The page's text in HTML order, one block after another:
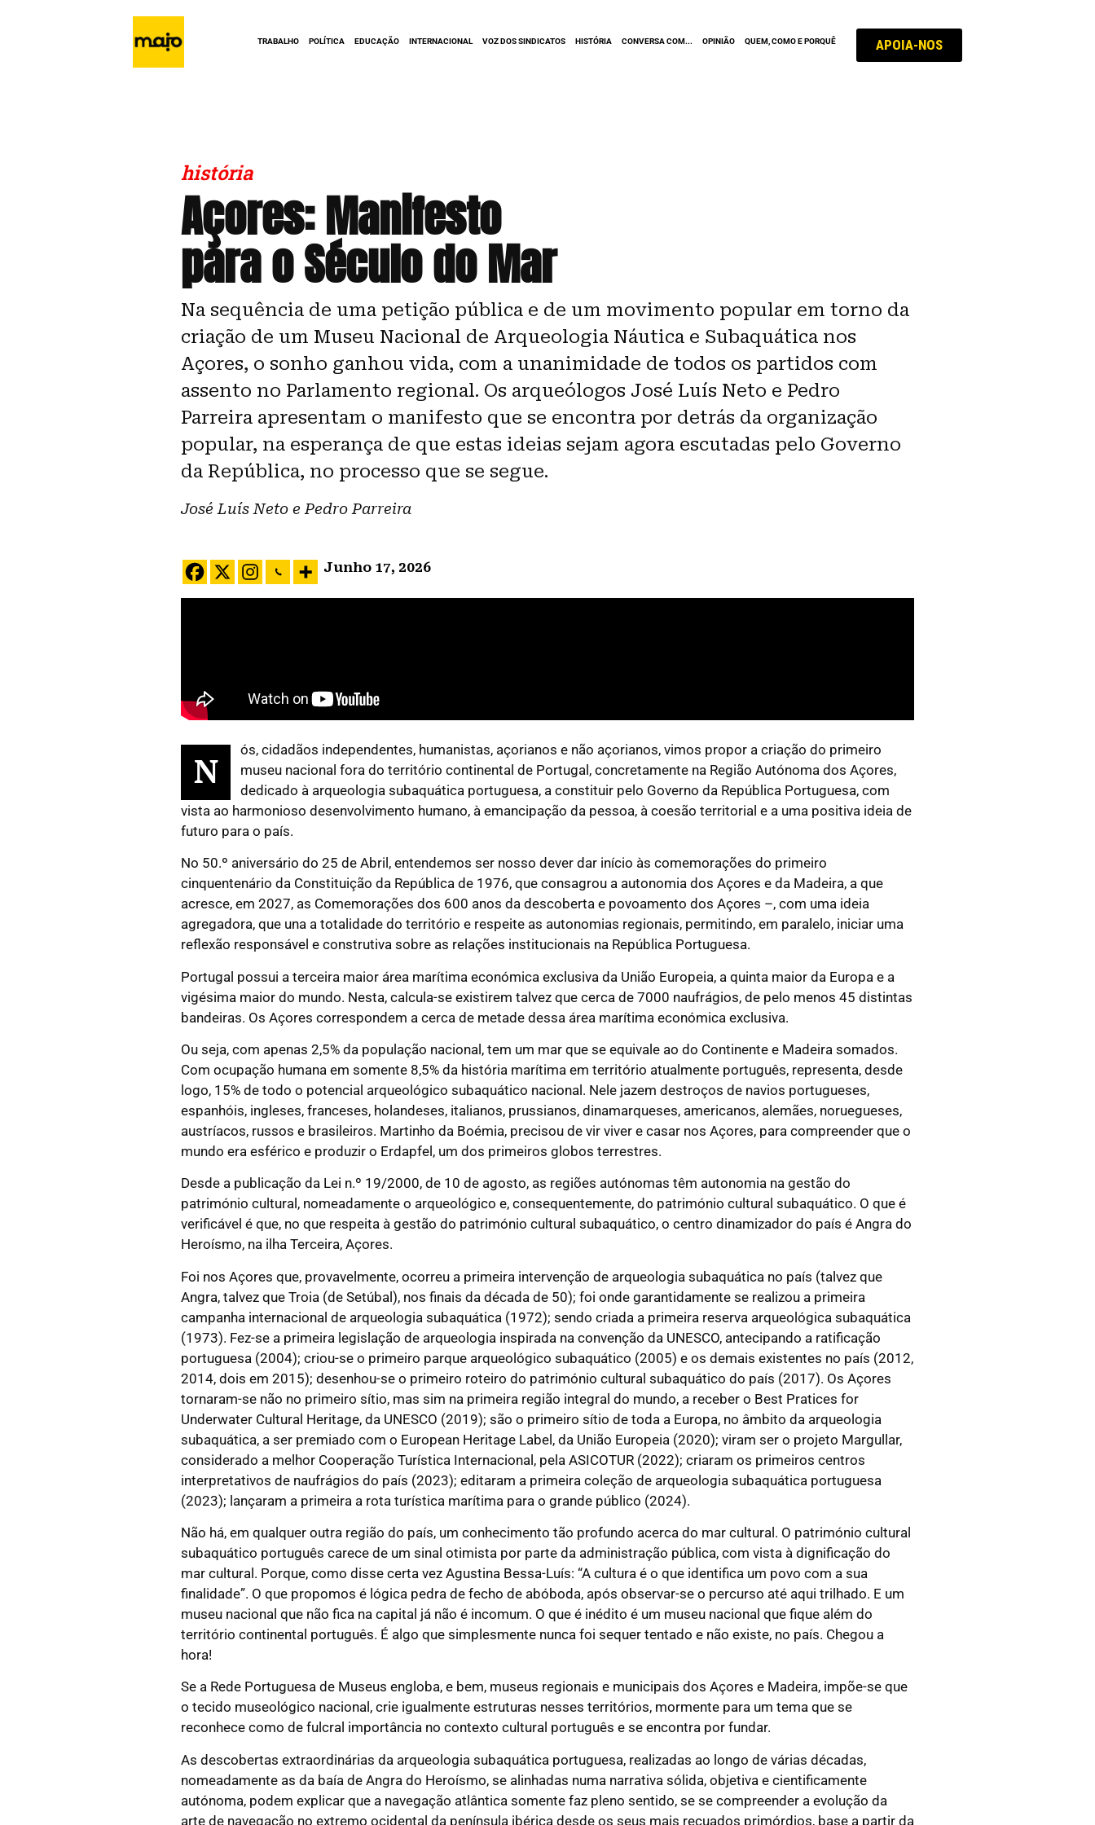
TRABALHO POLÍTICA EDUCAÇÃO INTERNACIONAL VOZ DOS SINDICATOS HISTÓRIA CONVERSA COM... OPINIÃO QUEM, COMO E PORQUÊ APOIA-NOS
história
Açores: Manifesto
para o Século do Mar
Na sequência de uma petição pública e de um movimento popular em torno da
criação de um Museu Nacional de Arqueologia Náutica e Subaquática nos
Açores, o sonho ganhou vida, com a unanimidade de todos os partidos com
assento no Parlamento regional. Os arqueólogos José Luís Neto e Pedro
Parreira apresentam o manifesto que se encontra por detrás da organização
popular, na esperança de que estas ideias sejam agora escutadas pelo Governo
da República, no processo que se segue.
José Luís Neto e Pedro Parreira
Junho 17, 2026
N
ós, cidadãos independentes, humanistas, açorianos e não açorianos, vimos propor a criação do primeiro
museu nacional fora do território continental de Portugal, concretamente na Região Autónoma dos Açores,
dedicado à arqueologia subaquática portuguesa, a constituir pelo Governo da República Portuguesa, com
vista ao harmonioso desenvolvimento humano, à emancipação da pessoa, à coesão territorial e a uma positiva ideia de
futuro para o país.
No 50.º aniversário do 25 de Abril, entendemos ser nosso dever dar início às comemorações do primeiro
cinquentenário da Constituição da República de 1976, que consagrou a autonomia dos Açores e da Madeira, a que
acresce, em 2027, as Comemorações dos 600 anos da descoberta e povoamento dos Açores –, com uma ideia
agregadora, que una a totalidade do território e respeite as autonomias regionais, permitindo, em paralelo, iniciar uma
reflexão responsável e construtiva sobre as relações institucionais na República Portuguesa.
Portugal possui a terceira maior área marítima económica exclusiva da União Europeia, a quinta maior da Europa e a
vigésima maior do mundo. Nesta, calcula-se existirem talvez que cerca de 7000 naufrágios, de pelo menos 45 distintas
bandeiras. Os Açores correspondem a cerca de metade dessa área marítima económica exclusiva.
Ou seja, com apenas 2,5% da população nacional, tem um mar que se equivale ao do Continente e Madeira somados.
Com ocupação humana em somente 8,5% da história marítima em território atualmente português, representa, desde
logo, 15% de todo o potencial arqueológico subaquático nacional. Nele jazem destroços de navios portugueses,
espanhóis, ingleses, franceses, holandeses, italianos, prussianos, dinamarqueses, americanos, alemães, noruegueses,
austríacos, russos e brasileiros. Martinho da Boémia, precisou de vir viver e casar nos Açores, para compreender que o
mundo era esférico e produzir o Erdapfel, um dos primeiros globos terrestres.
Desde a publicação da Lei n.º 19/2000, de 10 de agosto, as regiões autónomas têm autonomia na gestão do
património cultural, nomeadamente o arqueológico e, consequentemente, do património cultural subaquático. O que é
verificável é que, no que respeita à gestão do património cultural subaquático, o centro dinamizador do país é Angra do
Heroísmo, na ilha Terceira, Açores.
Foi nos Açores que, provavelmente, ocorreu a primeira intervenção de arqueologia subaquática no país (talvez que
Angra, talvez que Troia (de Setúbal), nos finais da década de 50); foi onde garantidamente se realizou a primeira
campanha internacional de arqueologia subaquática (1972); sendo criada a primeira reserva arqueológica subaquática
(1973). Fez-se a primeira legislação de arqueologia inspirada na convenção da UNESCO, antecipando a ratificação
portuguesa (2004); criou-se o primeiro parque arqueológico subaquático (2005) e os demais existentes no país (2012,
2014, dois em 2015); desenhou-se o primeiro roteiro do património cultural subaquático do país (2017). Os Açores
tornaram-se não no primeiro sítio, mas sim na primeira região integral do mundo, a receber o Best Pratices for
Underwater Cultural Heritage, da UNESCO (2019); são o primeiro sítio de toda a Europa, no âmbito da arqueologia
subaquática, a ser premiado com o European Heritage Label, da União Europeia (2020); viram ser o projeto Margullar,
considerado a melhor Cooperação Turística Internacional, pela ASICOTUR (2022); criaram os primeiros centros
interpretativos de naufrágios do país (2023); editaram a primeira coleção de arqueologia subaquática portuguesa
(2023); lançaram a primeira a rota turística marítima para o grande público (2024).
Não há, em qualquer outra região do país, um conhecimento tão profundo acerca do mar cultural. O património cultural
subaquático português carece de um sinal otimista por parte da administração pública, com vista à dignificação do
mar cultural. Porque, como disse certa vez Agustina Bessa-Luís: “A cultura é o que identifica um povo com a sua
finalidade”. O que propomos é lógica pedra de fecho de abóboda, após observar-se o percurso até aqui trilhado. E um
museu nacional que não fica na capital já não é incomum. O que é inédito é um museu nacional que fique além do
território continental português. É algo que simplesmente nunca foi sequer tentado e não existe, no país. Chegou a
hora!
Se a Rede Portuguesa de Museus engloba, e bem, museus regionais e municipais dos Açores e Madeira, impõe-se que
o tecido museológico nacional, crie igualmente estruturas nesses territórios, mormente para um tema que se
reconhece como de fulcral importância no contexto cultural português e se encontra por fundar.
As descobertas extraordinárias da arqueologia subaquática portuguesa, realizadas ao longo de várias décadas,
nomeadamente as da baía de Angra do Heroísmo, se alinhadas numa narrativa sólida, objetiva e cientificamente
autónoma, podem explicar que a navegação atlântica somente faz pleno sentido, se se compreender a evolução da
arte de navegação no extremo ocidental da península ibérica desde os seus mais recuados primórdios, base a partir da